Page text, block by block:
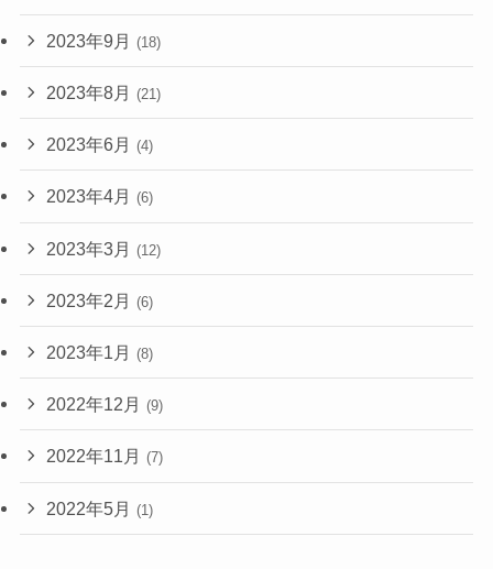
2023年9月 (18)
2023年8月 (21)
2023年6月 (4)
2023年4月 (6)
2023年3月 (12)
2023年2月 (6)
2023年1月 (8)
2022年12月 (9)
2022年11月 (7)
2022年5月 (1)